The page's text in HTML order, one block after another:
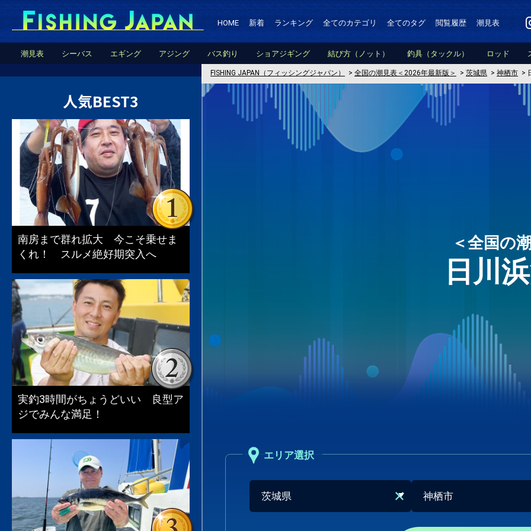
HOME 新着 ランキング 全てのカテゴリ 全てのタグ 閲覧履歴 潮見表
潮見表 シーバス エギング アジング バス釣り ショアジギング 結び方（ノット） 釣具（タックル） ロッド
FISHING JAPAN（フィッシングジャパン） > 全国の潮見表＜2026年最新版＞ > 茨城県 > 神栖市 >
＜全国の
日川
エリア選択
人気BEST3
南房まで群れ拡大 今こそ乗せま
くれ！ スルメ絶好期突入へ
実釣3時間がちょうどいい 良型ア
ジでみんな満足！